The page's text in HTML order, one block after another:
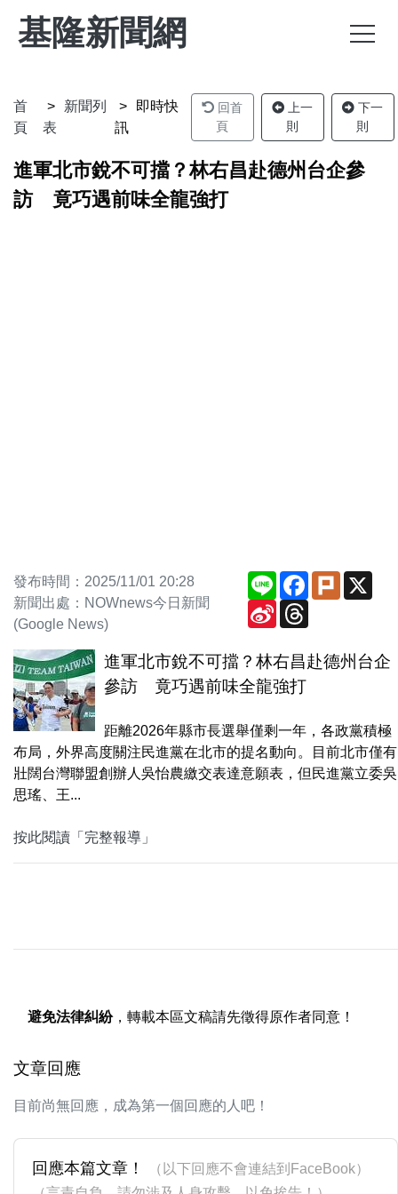
基隆新聞網
首
頁
新聞列
表
即時快
訊
回首
頁
上一
則
下一
則
進軍北市銳不可擋？林右昌赴德州台企參
訪 竟巧遇前味全龍強打
發布時間：2025/11/01 20:28
新聞出處：NOWnews今日新聞
(Google News)
Line Facebook
Plurk
Sina
Weibo
進軍北市銳不可擋？林右昌赴德州台企
參訪 竟巧遇前味全龍強打
距離2026年縣市長選舉僅剩一年，各政黨積極
布局，外界高度關注民進黨在北市的提名動向。目前北市僅有
壯闊台灣聯盟創辦人吳怡農繳交表達意願表，但民進黨立委吳
思瑤、王...
按此閱讀「完整報導」
避免法律糾紛，轉載本區文稿請先徵得原作者同意！
文章回應
目前尚無回應，成為第一個回應的人吧！
回應本篇文章！
（以下回應不會連結到FaceBook）